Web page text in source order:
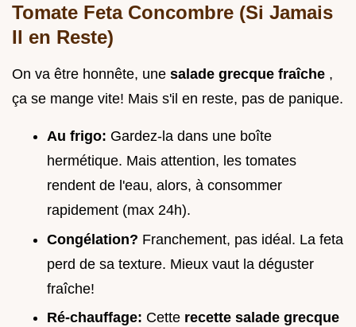
Tomate Feta Concombre (Si Jamais
Il en Reste)
On va être honnête, une salade grecque fraîche ,
ça se mange vite! Mais s'il en reste, pas de panique.
Au frigo: Gardez-la dans une boîte
hermétique. Mais attention, les tomates
rendent de l'eau, alors, à consommer
rapidement (max 24h).
Congélation? Franchement, pas idéal. La feta
perd de sa texture. Mieux vaut la déguster
fraîche!
Ré-chauffage: Cette recette salade grecque